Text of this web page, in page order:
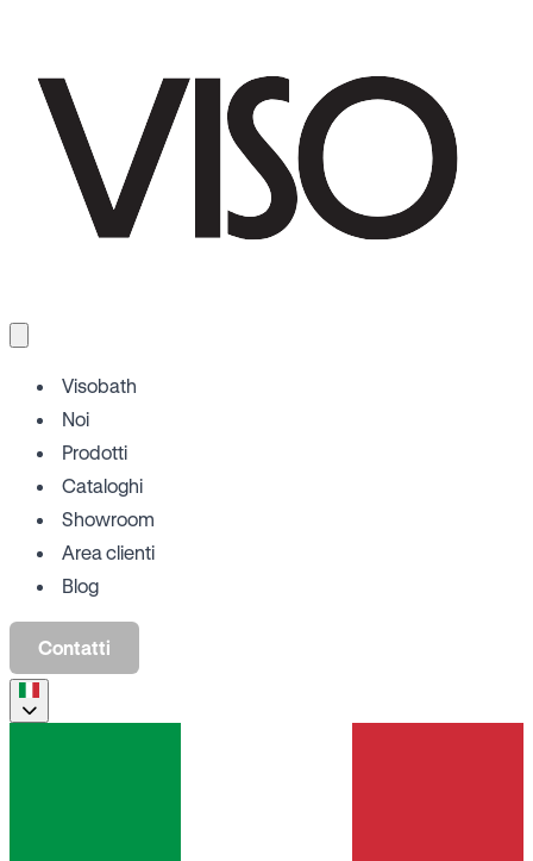
Visobath
Noi
Prodotti
Cataloghi
Showroom
Area clienti
Blog
Contatti